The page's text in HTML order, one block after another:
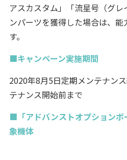
アスカスタム」「流星号（グレ
ンパーツを獲得した場合は、
す。
■キャンペーン実施期間
2020年8月5日定期メンテナン
テナンス開始前まで
■「アドバンストオプションボ
象機体